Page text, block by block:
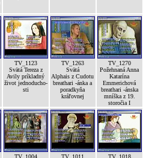
TV_1123
Svätá Tereza z
Avily príkladný
život jednoducho-
sti
TV_1263
Svätá
Alphais z Cudotu
breathari -ánka a
poradkyňa
kráľovnej
TV_1270
Požehnaná Anna
Katarína
Emmerichová
breathari -ánska
mníška z 19.
storočia I
TV_1004 TV_1011 TV_1018